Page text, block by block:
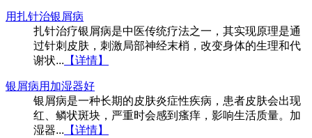
用扎针治银屑病
扎针治疗银屑病是中医传统疗法之一，其实现原理是通
过针刺皮肤，刺激局部神经末梢，改变身体的生理和代
谢状... 【详情】
银屑病用加湿器好
银屑病是一种长期的皮肤炎症性疾病，患者皮肤会出现
红、鳞状斑块，严重时会感到瘙痒，影响生活质量。加
湿器... 【详情】